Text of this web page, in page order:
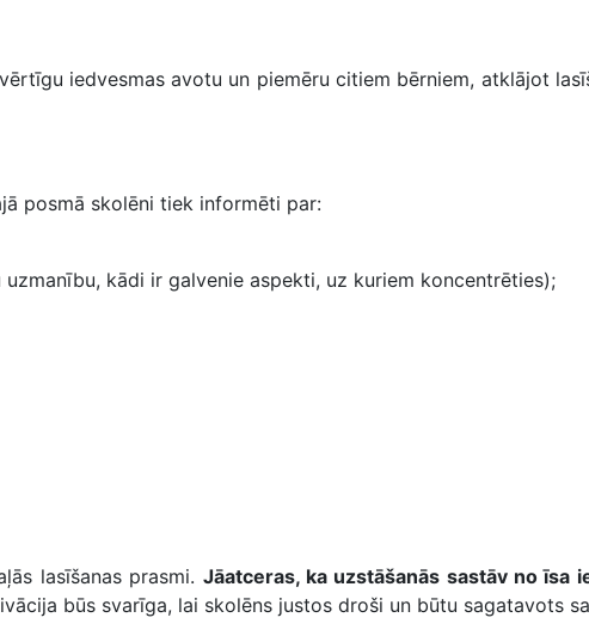
iedvesmas avotu un piemēru citiem bērniem, atklājot
posmā skolēni tiek informēti par:
kādi ir galvenie aspekti, uz kuriem koncentrēties);
lasīšanas prasmi. Jāatceras, ka uzstāšanās sastāv no īsa
būs svarīga, lai skolēns justos droši un būtu sagatavots